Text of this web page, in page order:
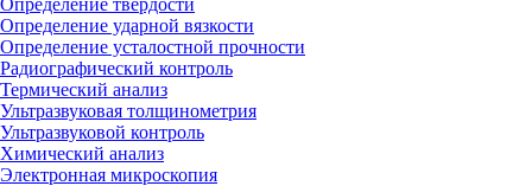
Определение ударной вязкости
Определение усталостной прочности
Радиографический контроль
Термический анализ
Ультразвуковая толщинометрия
Ультразвуковой контроль
Химический анализ
Электронная микроскопия